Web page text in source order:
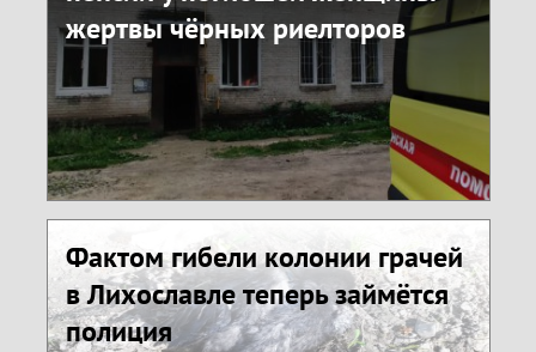
жертвы чёрных риелторов
Фактом гибели колонии грачей
в Лихославле теперь займётся
полиция